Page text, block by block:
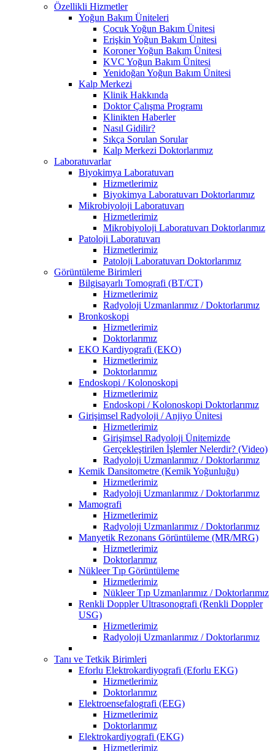
Özellikli Hizmetler
Yoğun Bakım Üniteleri
Çocuk Yoğun Bakım Ünitesi
Erişkin Yoğun Bakım Ünitesi
Koroner Yoğun Bakım Ünitesi
KVC Yoğun Bakım Ünitesi
Yenidoğan Yoğun Bakım Ünitesi
Kalp Merkezi
Klinik Hakkında
Doktor Çalışma Programı
Klinikten Haberler
Nasıl Gidilir?
Sıkça Sorulan Sorular
Kalp Merkezi Doktorlarımız
Laboratuvarlar
Biyokimya Laboratuvarı
Hizmetlerimiz
Biyokimya Laboratuvarı Doktorlarımız
Mikrobiyoloji Laboratuvarı
Hizmetlerimiz
Mikrobiyoloji Laboratuvarı Doktorlarımız
Patoloji Laboratuvarı
Hizmetlerimiz
Patoloji Laboratuvarı Doktorlarımız
Görüntüleme Birimleri
Bilgisayarlı Tomografi (BT/CT)
Hizmetlerimiz
Radyoloji Uzmanlarımız / Doktorlarımız
Bronkoskopi
Hizmetlerimiz
Doktorlarımız
EKO Kardiyografi (EKO)
Hizmetlerimiz
Doktorlarımız
Endoskopi / Kolonoskopi
Hizmetlerimiz
Endoskopi / Kolonoskopi Doktorlarımız
Girişimsel Radyoloji / Anjiyo Ünitesi
Hizmetlerimiz
Girişimsel Radyoloji Ünitemizde
Gerçekleştirilen İşlemler Nelerdir? (Video)
Radyoloji Uzmanlarımız / Doktorlarımız
Kemik Dansitometre (Kemik Yoğunluğu)
Hizmetlerimiz
Radyoloji Uzmanlarımız / Doktorlarımız
Mamografi
Hizmetlerimiz
Radyoloji Uzmanlarımız / Doktorlarımız
Manyetik Rezonans Görüntüleme (MR/MRG)
Hizmetlerimiz
Doktorlarımız
Nükleer Tıp Görüntüleme
Hizmetlerimiz
Nükleer Tıp Uzmanlarımız / Doktorlarımız
Renkli Doppler Ultrasonografi (Renkli Doppler
USG)
Hizmetlerimiz
Radyoloji Uzmanlarımız / Doktorlarımız
Tanı ve Tetkik Birimleri
Eforlu Elektrokardiyografi (Eforlu EKG)
Hizmetlerimiz
Doktorlarımız
Elektroensefalografi (EEG)
Hizmetlerimiz
Doktorlarımız
Elektrokardiyografi (EKG)
Hizmetlerimiz